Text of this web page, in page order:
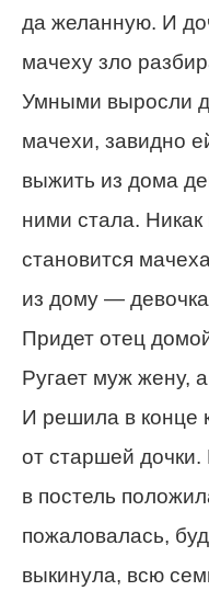
да желанную. И
мачеху зло
Умными выросли
мачехи, завидно
выжить из дома
ними стала.
становится
из дому —
Придет отец
Ругает муж жену,
И решила в конце
от старшей
в постель
пожаловалась,
выкинула, всю